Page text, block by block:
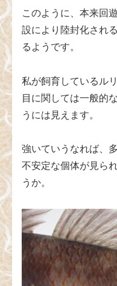
このように、本来回
設により陸封化され
るようです。
私が飼育しているル
目に関しては一般的
うには見えます。
強いていうなれば、
不安定な個体が見ら
うか。